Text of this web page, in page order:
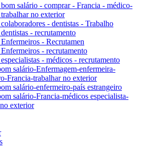
salário - comprar - Francia - médico-
no exterior
- dentistas - Trabalho
- recrutamento
- Recrutamen
- recrutamento
- médicos - recrutamento
salário-Enfermagem-enfermeira-
Francia-trabalhar no exterior
salário-enfermeiro-país estrangeiro
salário-Francia-médicos especialista-
exterior